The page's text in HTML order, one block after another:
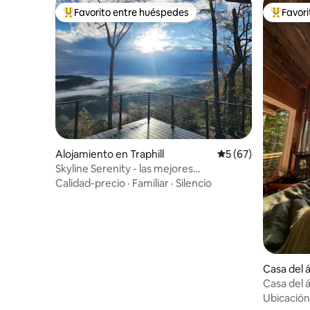
Favorito entre huéspedes preferido
Favorito entre huéspedes
Alojamiento en Traphill Calificación
5 (67)
Skyline Serenity - las mejores
vistas/vino/golf/senderismo/relajación
Calidad-precio · Familiar · Silencio
Favorito
Casa del
Casa del
Highland
Ubicación